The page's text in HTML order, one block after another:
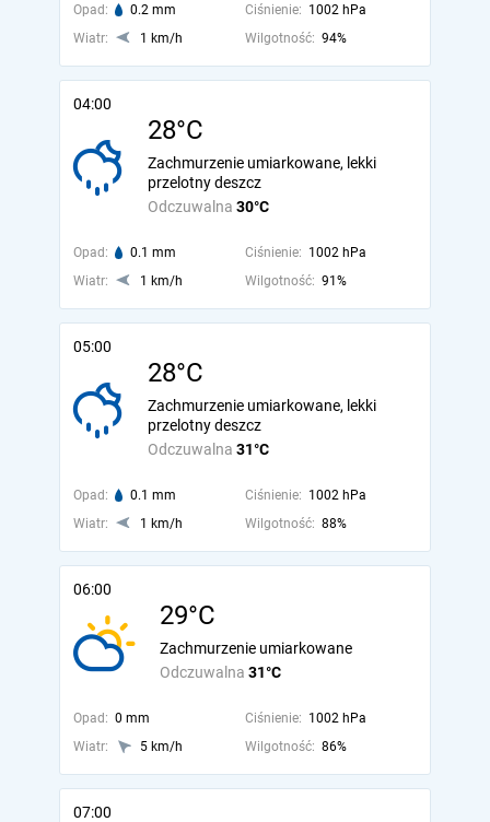
Opad: 0.2 mm Ciśnienie: 1002 hPa
Wiatr:
1 km/h Wilgotność: 94%
04:00
28°C
Odczuwalna 30°C
Zachmurzenie umiarkowane, lekki
przelotny deszcz
Opad: 0.1 mm Ciśnienie: 1002 hPa
Wiatr:
1 km/h Wilgotność: 91%
05:00
28°C
Odczuwalna 31°C
Zachmurzenie umiarkowane, lekki
przelotny deszcz
Opad: 0.1 mm Ciśnienie: 1002 hPa
Wiatr:
1 km/h Wilgotność: 88%
06:00
29°C
Odczuwalna 31°C
Zachmurzenie umiarkowane
Opad: 0 mm Ciśnienie: 1002 hPa
Wiatr:
5 km/h Wilgotność: 86%
07:00